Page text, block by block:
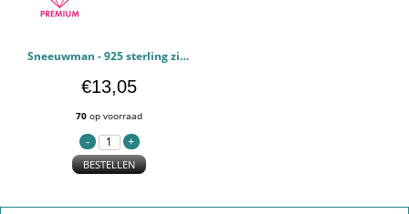
Sneeuwman - 925 sterling zilver Kettingen voor kinderen PCJW48246
€13,05
70 op voorraad
BESTELLEN